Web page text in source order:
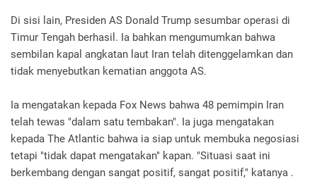
Di sisi lain, Presiden AS Donald Trump sesumbar operasi di
Timur Tengah berhasil. Ia bahkan mengumumkan bahwa
sembilan kapal angkatan laut Iran telah ditenggelamkan dan
tidak menyebutkan kematian anggota AS.
Ia mengatakan kepada Fox News bahwa 48 pemimpin Iran
telah tewas "dalam satu tembakan". Ia juga mengatakan
kepada The Atlantic bahwa ia siap untuk membuka negosiasi
tetapi "tidak dapat mengatakan" kapan. "Situasi saat ini
berkembang dengan sangat positif, sangat positif," katanya .